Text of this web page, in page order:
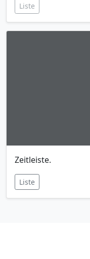
Liste
Zeitleiste.
Liste